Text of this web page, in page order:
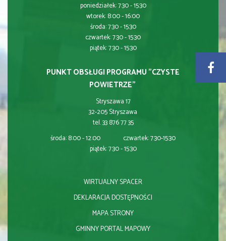
poniedziałek: 7:30 - 15:30
wtorek: 8:00 - 16:00
środa: 7:30 - 15:30
czwartek: 7:30 - 15:30
piątek: 7:30 - 15:30
PUNKT OBSŁUGI PROGRAMU "CZYSTE
POWIETRZE"
Stryszawa 17
32-205 Stryszawa
tel. 33 876 77 35
środa: 8:00 - 12:00 czwartek: 7:30-15:30
piątek: 7:30 - 15:30
WIRTUALNY SPACER
DEKLARACJA DOSTĘPNOŚCI
MAPA STRONY
GMINNY PORTAL MAPOWY